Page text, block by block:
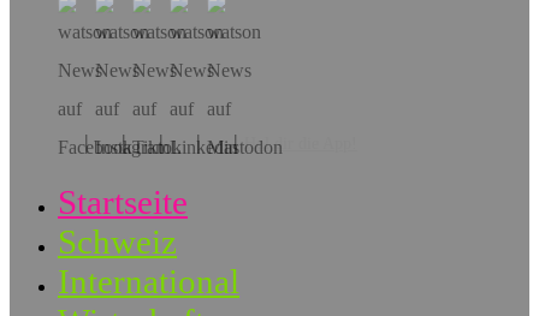
Hol dir die App!
Startseite
Schweiz
International